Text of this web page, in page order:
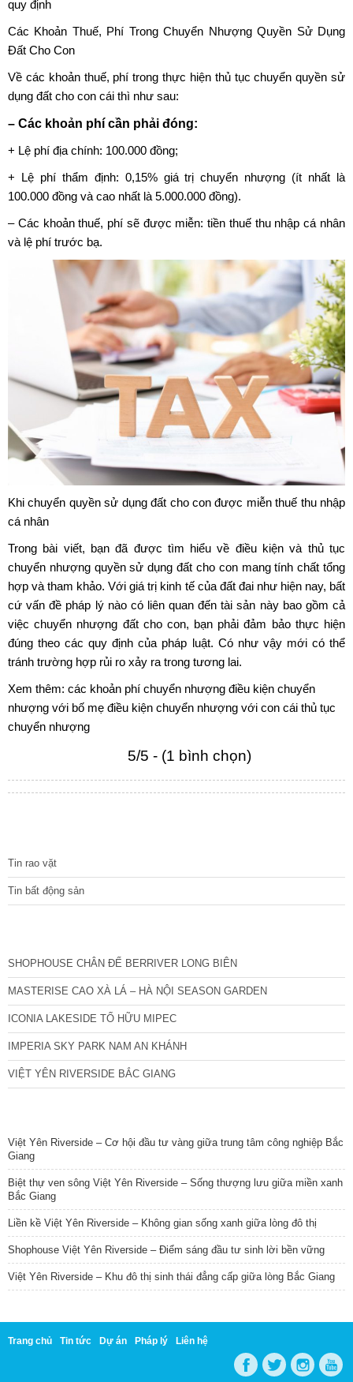
quy định
Các Khoản Thuế, Phí Trong Chuyển Nhượng Quyền Sử Dụng
Đất Cho Con
Về các khoản thuế, phí trong thực hiệnthủ tục chuyển quyền sử
dụng đất cho con cái thì như sau:
– Các khoản phí cần phải đóng:
+ Lệ phí địa chính: 100.000 đồng;
+ Lệ phí thẩm định: 0,15% giá trị chuyển nhượng (ít nhất là
100.000 đồng và cao nhất là 5.000.000 đồng).
– Các khoản thuế, phí sẽ được miễn: tiền thuế thu nhập cá nhân
và lệ phí trước bạ.
Khi chuyển quyền sử dụng đất cho con được miễn thuế thu nhập
cá nhân
Trong bài viết, bạn đã được tìm hiểu về điều kiện và thủ tục
chuyển nhượng quyền sử dụng đất cho con mang tính chất tổng
hợp và tham khảo. Với giá trị kinh tế của đất đai như hiện nay, bất
cứ vấn đề pháp lý nào có liên quan đến tài sản này bao gồm cả
việc chuyển nhượng đất cho con, bạn phải đảm bảo thực hiện
đúng theo các quy định của pháp luật. Có như vậy mới có thể
tránh trường hợp rủi ro xảy ra trong tương lai.
Xem thêm: các khoản phí chuyển nhượng điều kiện chuyển
nhượng với bố mẹ điều kiện chuyển nhượng với con cái thủ tục
chuyển nhượng
5/5 - (1 bình chọn)
Tin rao vặt
Tin bất động sản
SHOPHOUSE CHÂN ĐẾ BERRIVER LONG BIÊN
MASTERISE CAO XÀ LÁ – HÀ NỘI SEASON GARDEN
ICONIA LAKESIDE TỐ HỮU MIPEC
IMPERIA SKY PARK NAM AN KHÁNH
VIỆT YÊN RIVERSIDE BẮC GIANG
Việt Yên Riverside – Cơ hội đầu tư vàng giữa trung tâm công nghiệp Bắc
Giang
Biệt thự ven sông Việt Yên Riverside – Sống thượng lưu giữa miền xanh
Bắc Giang
Liền kề Việt Yên Riverside – Không gian sống xanh giữa lòng đô thị
Shophouse Việt Yên Riverside – Điểm sáng đầu tư sinh lời bền vững
Việt Yên Riverside – Khu đô thị sinh thái đẳng cấp giữa lòng Bắc Giang
Trang chủ Tin tức Dự án Pháp lý Liên hệ